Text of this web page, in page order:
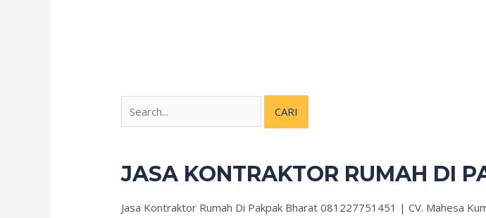
JASA KONTRAKTOR RUMAH DI
Jasa Kontraktor Rumah Di Pakpak Bharat 081227751451 | CV. Mahesa